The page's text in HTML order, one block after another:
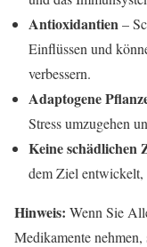
Antioxidantien–
Einflüssen und
verbessern.
Adaptogene
Stress umzugehen
Keine schädlichen
dem Ziel entwickelt,
Hinweis: Wenn Sie
Medikamente